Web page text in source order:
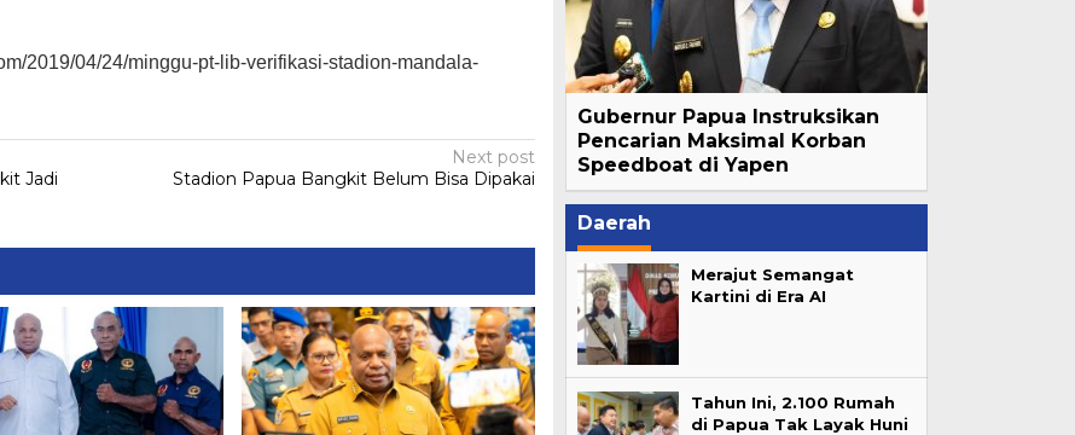
2019/04/24/minggu-pt-lib-verifikasi-stadion-mandala-
Jadi
Next post
Stadion Papua Bangkit Belum Bisa Dipakai
Gubernur Papua Instruksikan
Pencarian Maksimal Korban
Speedboat di Yapen
Daerah
Merajut Semangat
Kartini di Era AI
Tahun Ini, 2.100 Rumah
di Papua Tak Layak Huni